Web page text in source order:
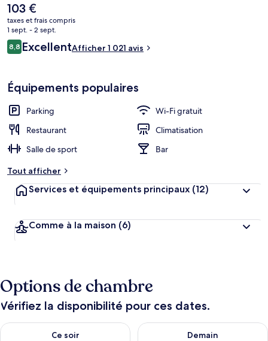
générale remportent un franc succès auprès des autres voyageurs.
Le
prix
actuel
est
de
103 €
taxes et frais compris
1 sept. - 2 sept.
Avis
voyageurs
8,88,8 sur 10
ExcellentAfficher 1 021 avis
Équipements populaires
Parking
Wi-Fi gratuit
Restaurant
Climatisation
Salle de sport
Bar
Tout afficher
Services et équipements principaux (12)
Comme à la maison (6)
Options de chambre
Vérifiez la disponibilité pour ces dates.
Ce soir
Vérifier la disponibilité pour ce soir août 9 - août 10
Demain
Vérifier la disponibilité pour